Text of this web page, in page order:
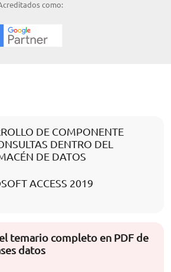
como:
DE COMPONENTE
DENTRO DEL
DE DATOS
ACCESS 2019
temario completo en PDF de
datos